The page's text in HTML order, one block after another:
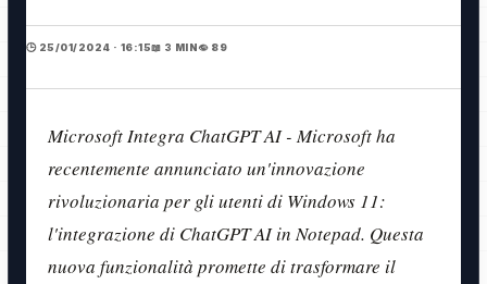
🕒 25/01/2024 · 16:15📖 3 MIN👁️ 89
Microsoft Integra ChatGPT AI - Microsoft ha
recentemente annunciato un'innovazione
rivoluzionaria per gli utenti di Windows 11:
l'integrazione di ChatGPT AI in Notepad. Questa
nuova funzionalità promette di trasformare il